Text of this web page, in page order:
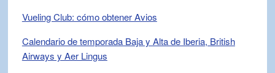
Vueling Club: cómo obtener Avios
Calendario de temporada Baja y Alta de Iberia, British
Airways y Aer Lingus